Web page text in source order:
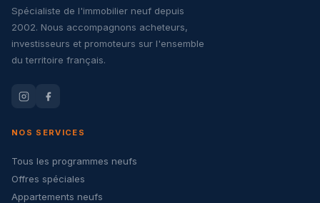
Spécialiste de l'immobilier neuf depuis
2002. Nous accompagnons acheteurs,
investisseurs et promoteurs sur l'ensemble
du territoire français.
NOS SERVICES
Tous les programmes neufs
Offres spéciales
Appartements neufs